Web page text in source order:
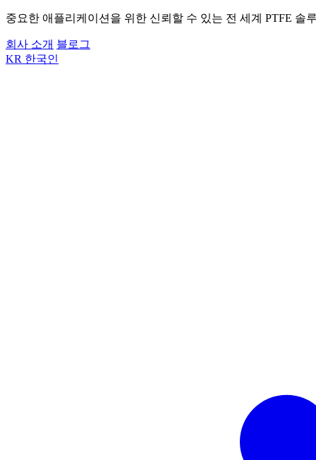
중요한 애플리케이션을 위한 신뢰할 수 있는 전 세계 PTFE 솔
회사 소개 블로그
KR 한국인